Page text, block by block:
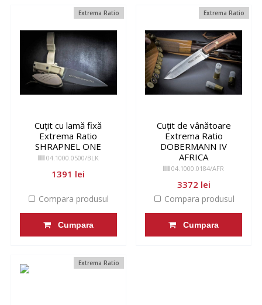
Extrema Ratio
Cuțit cu lamă fixă
Extrema Ratio
SHRAPNEL ONE
04.1000.0500/BLK
1391 lei
Compara produsul
Cumpara
Extrema Ratio
Cuțit de vânătoare
Extrema Ratio
DOBERMANN IV
AFRICA
04.1000.0184/AFR
3372 lei
Compara produsul
Cumpara
Extrema Ratio